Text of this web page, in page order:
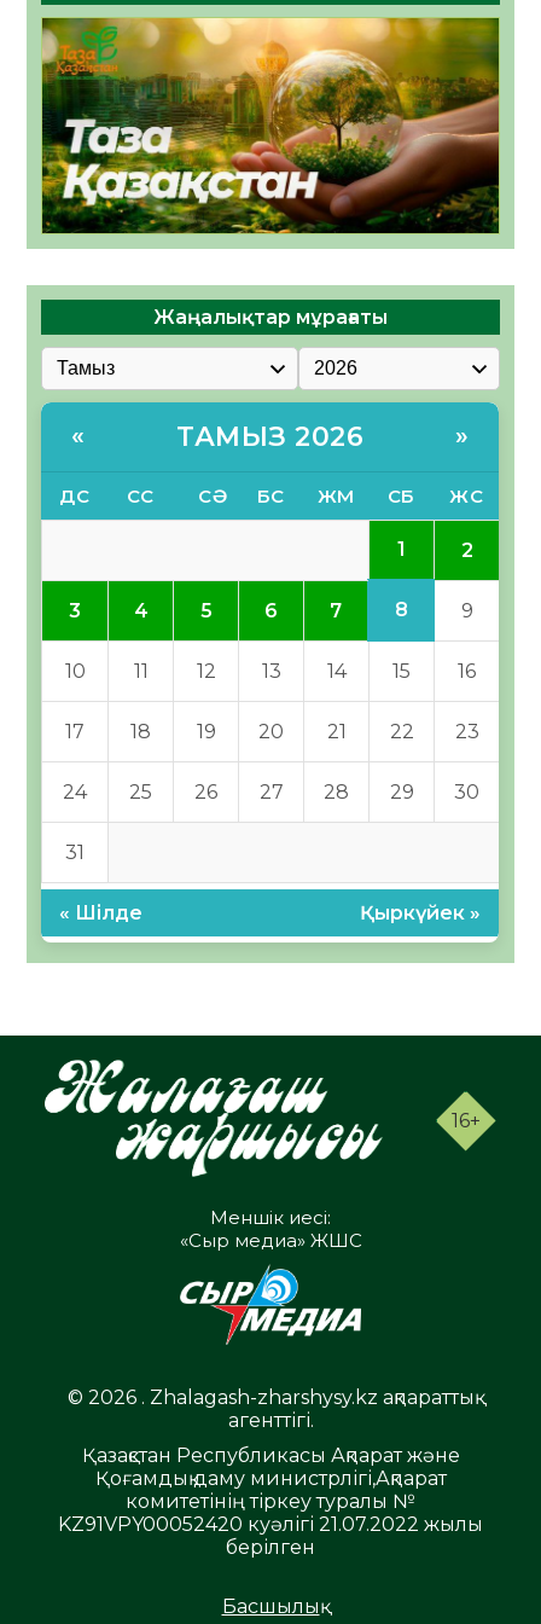
Жаңалықтар мұрағаты
« ТАМЫЗ 2026 »
ДС СС СӘ БС ЖМ СБ ЖС
1 2
3 4 5 6 7 8 9
10 11 12 13 14 15 16
17 18 19 20 21 22 23
24 25 26 27 28 29 30
31
« Шілде Қыркүйек »
16+
Меншік иесі:
«Сыр медиа» ЖШС
© 2026 . Zhalagash-zharshysy.kz ақпараттық
агенттігі.
Қазақстан Республикасы Ақпарат және
Қоғамдық даму министрлігі,Ақпарат
комитетінің тіркеу туралы №
KZ91VPY00052420 куәлігі 21.07.2022 жылы
берілген
Басшылық